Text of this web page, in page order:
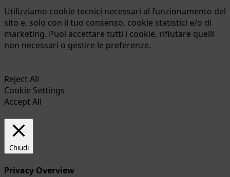
Utilizziamo cookie tecnici necessari al funzionamento del
sito e, solo con il tuo consenso, cookie statistici e/o di
marketing. Puoi accettare tutti i cookie, rifiutare quelli
non necessari o gestire le preferenze.
Reject All
Cookie Settings
Accept All
Chiudi
Privacy Overview